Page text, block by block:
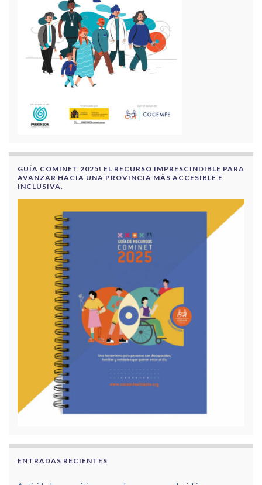
GUÍA COMINET 2025! EL RECURSO IMPRESCINDIBLE PARA
AVANZAR HACIA UNA PROVINCIA MÁS ACCESIBLE E
INCLUSIVA.
ENTRADAS RECIENTES